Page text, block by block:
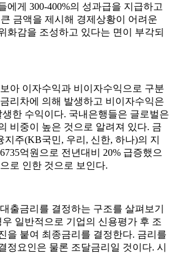
에게 300-400%의 성과급을 지급하고
금액을 제시해 경제상황이 어려운
화감을 조성하고 있다는 면이 부각되
아 이자수익과 비이자수익으로 구분
리차에 의해 발생하고 비이자수익은
한 수익이다. 국내은행들은 글로벌은
비중이 높은 것으로 알려져 있다. 금
지주(KB국민, 우리, 신한, 하나)의 지
억원으로 전년대비 20% 급증했으
로 인한 것으로 보인다.
출금리를 결정하는 구조를 살펴보기
일반적으로 기업의 신용평가 후 조
을 붙여 최종금리를 결정한다. 금리를
정요인은 물론 조달금리일 것이다. 시